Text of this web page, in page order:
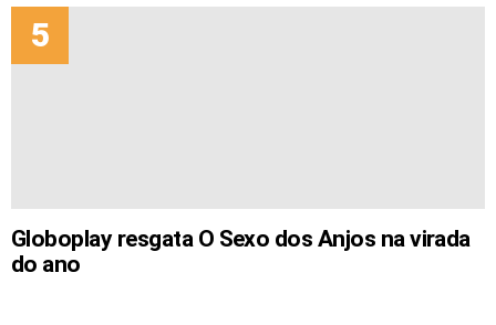
Globoplay resgata O Sexo dos Anjos na virada
do ano